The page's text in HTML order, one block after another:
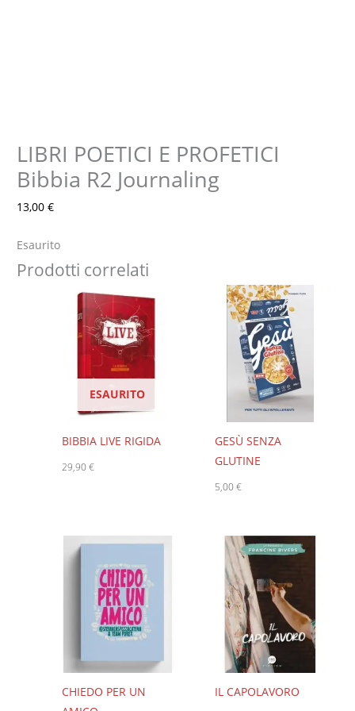
LIBRI POETICI E PROFETICI
Bibbia R2 Journaling
13,00€
Esaurito
Prodotti correlati
ESAURITO
BIBBIA LIVE RIGIDA
29,90€
GESÙ SENZA
GLUTINE
5,00€
CHIEDO PER UN
IL CAPOLAVORO